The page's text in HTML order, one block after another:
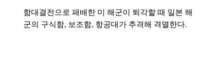
함대결전으로 패배한 미 해군이 퇴각할 때 일본 해
군의 구식함, 보조함, 항공대가 추격해 격멸한다.